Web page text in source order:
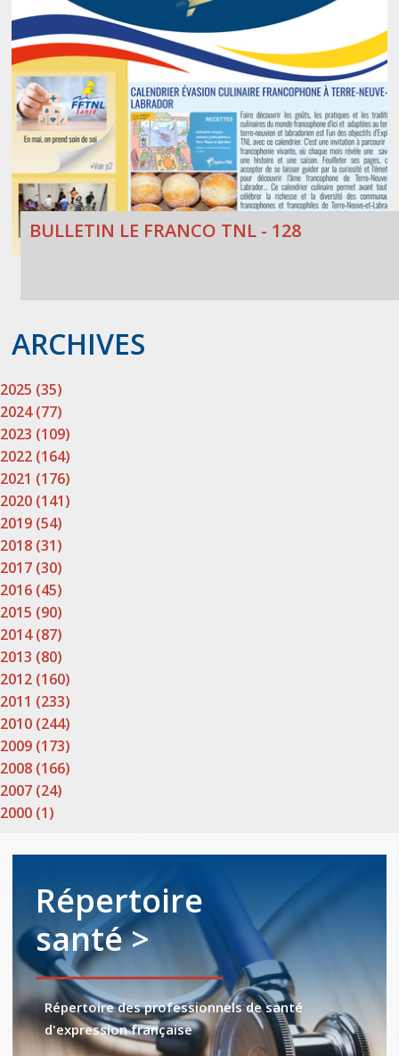
BULLETIN LE FRANCO TNL - 128
ARCHIVES
2025 (35)
2024 (77)
2023 (109)
2022 (164)
2021 (176)
2020 (141)
2019 (54)
2018 (31)
2017 (30)
2016 (45)
2015 (90)
2014 (87)
2013 (80)
2012 (160)
2011 (233)
2010 (244)
2009 (173)
2008 (166)
2007 (24)
2000 (1)
Répertoire
santé >
Répertoire des professionnels de santé
d'expression française